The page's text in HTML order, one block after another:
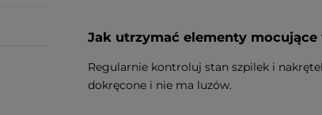
Jak utrzymać elementy mocujące
Regularnie kontroluj stan szpilek i
dokręcone i nie ma luzów.